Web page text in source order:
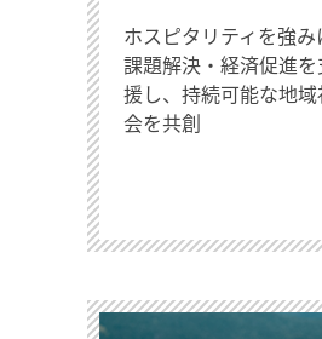
ホスピタリティを強み
課題解決・経済促進を
援し、持続可能な地
会を共創